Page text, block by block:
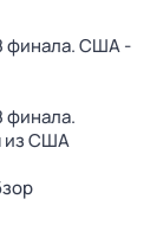
финала. США -
финала.
из США